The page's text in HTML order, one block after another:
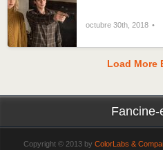
octubre 30th, 2018
Load More
Fancine-
Copyright © 2013 by ColorLabs &